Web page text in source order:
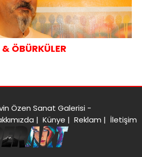
ÖBÜRKÜLER
Özen Sanat Galerisi -
| Künye | Reklam | İletişim